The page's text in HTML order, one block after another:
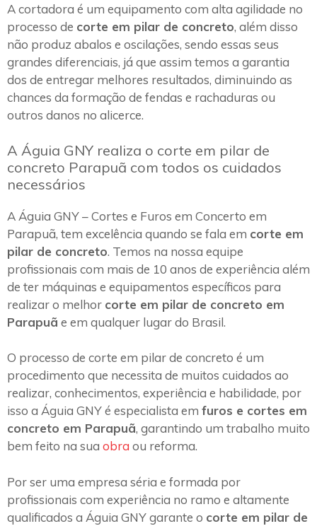
A cortadora é um equipamento com alta agilidade no
processo de corte em pilar de concreto, além disso
não produz abalos e oscilações, sendo essas seus
grandes diferenciais, já que assim temos a garantia
dos de entregar melhores resultados, diminuindo as
chances da formação de fendas e rachaduras ou
outros danos no alicerce.
A Águia GNY realiza o corte em pilar de
concreto Parapuã com todos os cuidados
necessários
A Águia GNY – Cortes e Furos em Concerto em
Parapuã, tem excelência quando se fala em corte em
pilar de concreto. Temos na nossa equipe
profissionais com mais de 10 anos de experiência além
de ter máquinas e equipamentos específicos para
realizar o melhor corte em pilar de concreto em
Parapuã e em qualquer lugar do Brasil.
O processo de corte em pilar de concreto é um
procedimento que necessita de muitos cuidados ao
realizar, conhecimentos, experiência e habilidade, por
isso a Águia GNY é especialista em furos e cortes em
concreto em Parapuã, garantindo um trabalho muito
bem feito na sua obra ou reforma.
Por ser uma empresa séria e formada por
profissionais com experiência no ramo e altamente
qualificados a Águia GNY garante o corte em pilar de